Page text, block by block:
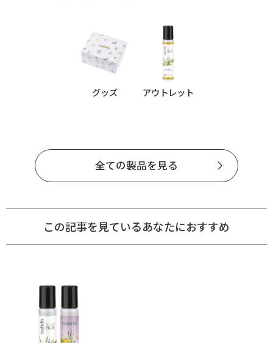
グッズ アウトレット
全ての製品を見る
この記事を見ているあなたにおすすめ